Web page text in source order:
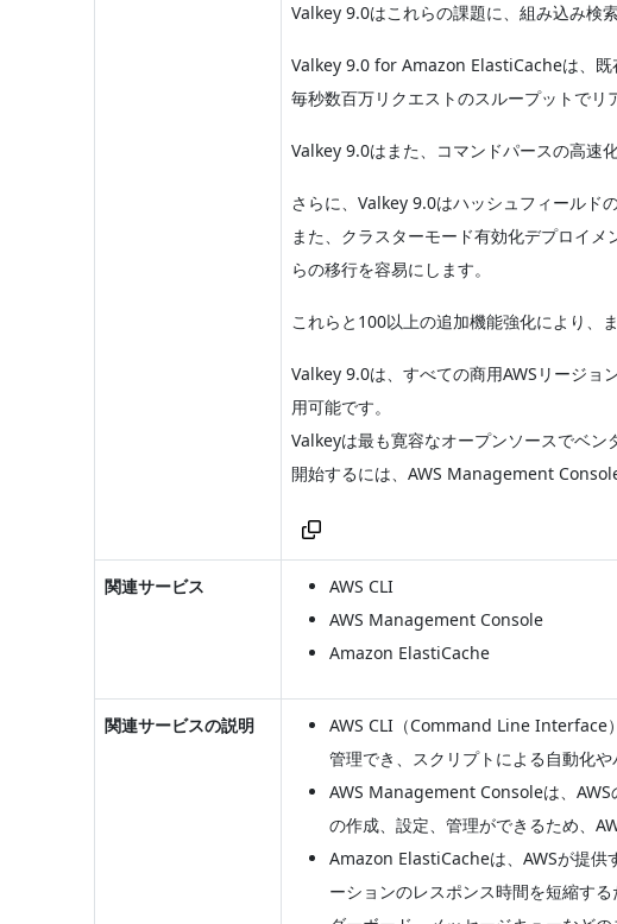
Valkey 9.0はこれらの課題に、組み込み検
Valkey 9.0 for Amazon ElastiCacheは、既
毎秒数百万リクエストのスループットでリ
Valkey 9.0はまた、コマンドパースの高速
さらに、Valkey 9.0はハッシュフィールド
また、クラスターモード有効化デプロイ
らの移行を容易にします。
これらと100以上の追加機能強化により、
Valkey 9.0は、すべての商用AWSリージ
用可能です。
Valkeyは最も寛容なオープンソースでベン
開始するには、AWS Management
関連サービス
AWS CLI
AWS Management Console
Amazon ElastiCache
関連サービスの説明
AWS CLI（Command Line Interface
管理でき、スクリプトによる自動化
AWS Management Consoleは、
の作成、設定、管理ができるため、
Amazon ElastiCacheは、AWSが提
ーションのレスポンス時間を短縮す